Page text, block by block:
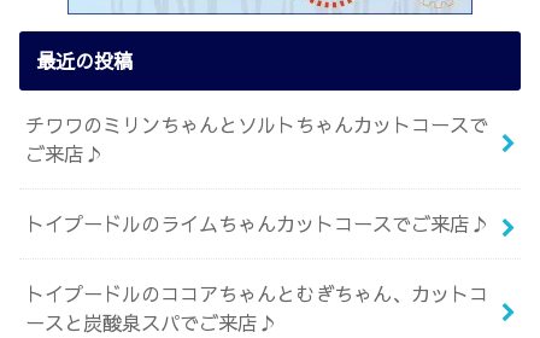
最近の投稿
チワワのミリンちゃんとソルトちゃんカットコースで
ご来店♪
トイプードルのライムちゃんカットコースでご来店♪
トイプードルのココアちゃんとむぎちゃん、カットコ
ースと炭酸泉スパでご来店♪